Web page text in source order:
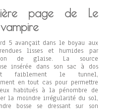
page de Le
5 avançait dans le boyau aux
lisses et humides par
de glaise. La source
insérée dans son sac à dos
faiblement le tunnel,
en tout cas pour permettre
habitués à la pénombre de
la moindre irrégularité du sol,
bosse se dressant sur son